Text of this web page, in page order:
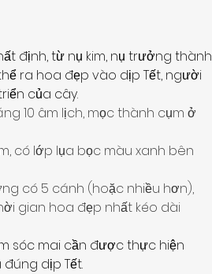
định, từ nụ kim, nụ trưởng thành
ra hoa đẹp vào dịp Tết, người
của cây.
10 âm lịch, mọc thành cụm ở
có lớp lụa bọc màu xanh bên
có 5 cánh (hoặc nhiều hơn),
gian hoa đẹp nhất kéo dài
sóc mai cần được thực hiện
dịp Tết.